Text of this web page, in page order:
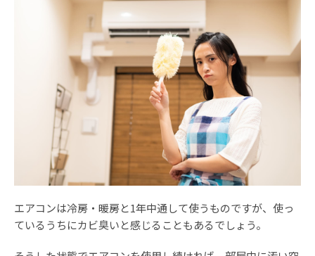
エアコンは冷房・暖房と1年中通して使うものですが、使っ
ているうちにカビ臭いと感じることもあるでしょう。